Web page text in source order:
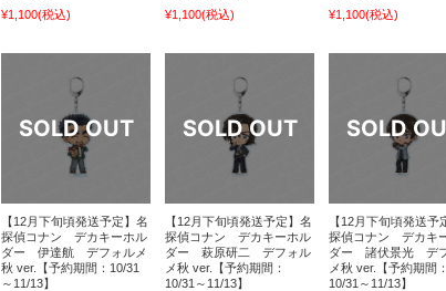
¥1,100(税込)
¥1,100(税込)
¥1,100(税込)
【12月下旬頃発送予定】名
探偵コナン デカキーホル
ダー 伊達航 デフォルメ
秋 ver.【予約期間：10/31
～11/13】
【12月下旬頃発送予定】名
探偵コナン デカキーホル
ダー 萩原研二 デフォル
メ秋 ver.【予約期間：
10/31～11/13】
【12月下旬頃発送予
探偵コナン デカキ
ダー 諸伏景光 デ
メ秋 ver.【予約期間：
10/31～11/13】